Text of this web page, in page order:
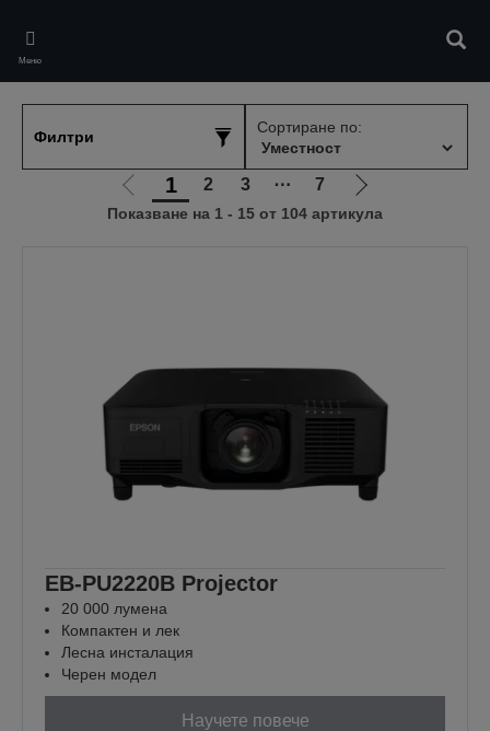
main
content
Меню
Филтри
Сортиране по:
Отиди
на
1 2 3 ⋯ 7
Отиди
на
Показване на 1 - 15 от 104 артикула
EB-PU2220B Projector
20 000 лумена
Компактен и лек
Лесна инсталация
Черен модел
Научете повече